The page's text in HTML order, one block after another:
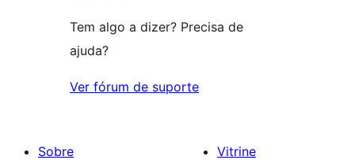
Tem algo a dizer? Precisa de
ajuda?
Ver fórum de suporte
Sobre
Vitrine